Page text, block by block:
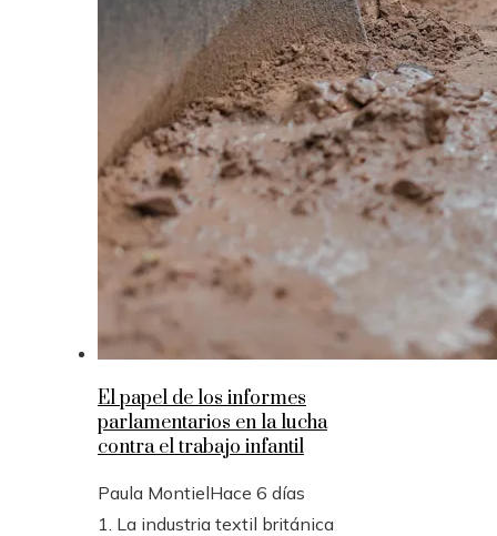
El papel de los informes
parlamentarios en la lucha
contra el trabajo infantil
Paula MontielHace 6 días
1. La industria textil británica